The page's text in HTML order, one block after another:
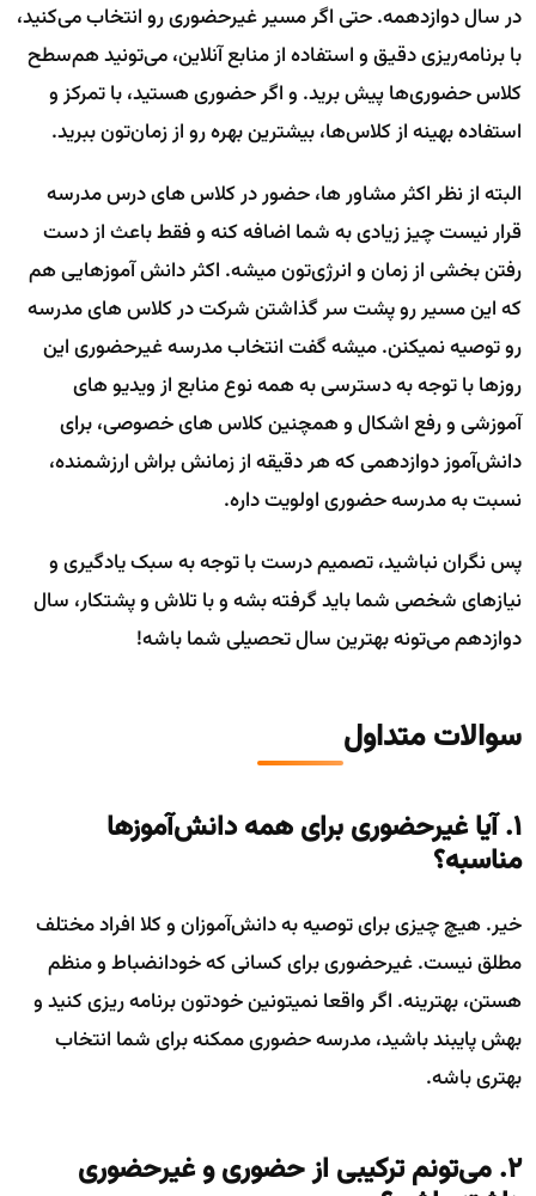
در سال دوازدهمه. حتی اگر مسیر غیرحضوری رو انتخاب می‌کنید،
با برنامه‌ریزی دقیق و استفاده از منابع آنلاین، می‌تونید هم‌سطح
کلاس حضوری‌ها پیش برید. و اگر حضوری هستید، با تمرکز و
استفاده بهینه از کلاس‌ها، بیشترین بهره رو از زمان‌تون ببرید.
البته از نظر اکثر مشاور ها، حضور در کلاس های درس مدرسه
قرار نیست چیز زیادی به شما اضافه کنه و فقط باعث از دست
رفتن بخشی از زمان و انرژی‌تون میشه. اکثر دانش آموزهایی هم
که این مسیر رو پشت سر گذاشتن شرکت در کلاس های مدرسه
رو توصیه نمیکنن. میشه گفت انتخاب مدرسه غیرحضوری این
روزها با توجه به دسترسی به همه نوع منابع از ویدیو های
آموزشی و رفع اشکال و همچنین کلاس های خصوصی، برای
دانش‌آموز دوازدهمی که هر دقیقه از زمانش براش ارزشمنده،
نسبت به مدرسه حضوری اولویت داره.
پس نگران نباشید، تصمیم درست با توجه به سبک یادگیری و
نیازهای شخصی شما باید گرفته بشه و با تلاش و پشتکار، سال
دوازدهم می‌تونه بهترین سال تحصیلی شما باشه!
سوالات متداول
۱. آیا غیرحضوری برای همه دانش‌آموزها
مناسبه؟
خیر. هیچ چیزی برای توصیه به دانش‌آموزان و کلا افراد مختلف
مطلق نیست. غیرحضوری برای کسانی که خودانضباط و منظم
هستن، بهترینه. اگر واقعا نمیتونین خودتون برنامه ریزی کنید و
بهش پایبند باشید، مدرسه حضوری ممکنه برای شما انتخاب
بهتری باشه.
۲. می‌تونم ترکیبی از حضوری و غیرحضوری